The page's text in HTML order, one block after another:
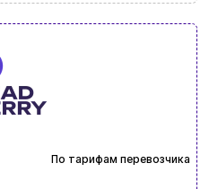
По тарифам перевозчика